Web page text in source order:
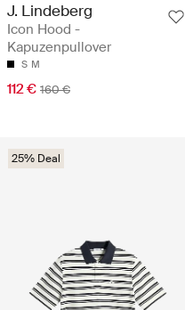
J. Lindeberg
Icon Hood -
Kapuzenpullover
S M
112 € 160 €
25% Deal